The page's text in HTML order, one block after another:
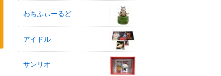
わちふぃーるど
アイドル
サンリオ